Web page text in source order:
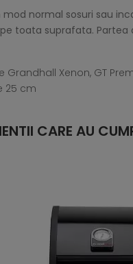
normal sosuri sau
toata suprafata.
Xenon, GT
25 cm
CARE AU